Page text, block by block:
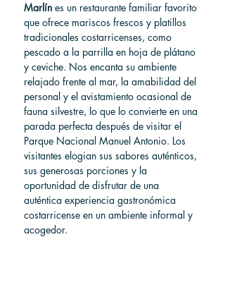
Marlín es un restaurante familiar favorito
que ofrece mariscos frescos y platillos
tradicionales costarricenses, como
pescado a la parrilla en hoja de plátano
y ceviche. Nos encanta su ambiente
relajado frente al mar, la amabilidad del
personal y el avistamiento ocasional de
fauna silvestre, lo que lo convierte en una
parada perfecta después de visitar el
Parque Nacional Manuel Antonio. Los
visitantes elogian sus sabores auténticos,
sus generosas porciones y la
oportunidad de disfrutar de una
auténtica experiencia gastronómica
costarricense en un ambiente informal y
acogedor.